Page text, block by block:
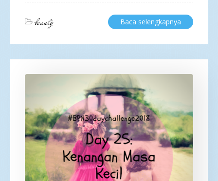
beauty Baca selengkapnya